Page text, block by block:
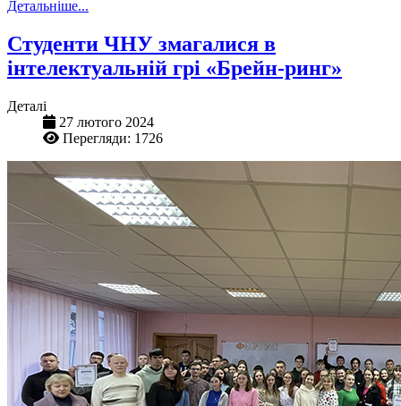
Детальніше...
Студенти ЧНУ змагалися в
інтелектуальній грі «Брейн-ринг»
Деталі
27 лютого 2024
Перегляди: 1726